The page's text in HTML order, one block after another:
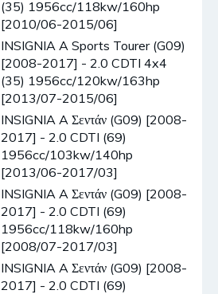
(35) 1956cc/118kw/160hp
[2010/06-2015/06]
INSIGNIA A Sports Tourer (G09)
[2008-2017] - 2.0 CDTI 4x4
(35) 1956cc/120kw/163hp
[2013/07-2015/06]
INSIGNIA A Σεντάν (G09) [2008-
2017] - 2.0 CDTI (69)
1956cc/103kw/140hp
[2013/06-2017/03]
INSIGNIA A Σεντάν (G09) [2008-
2017] - 2.0 CDTI (69)
1956cc/118kw/160hp
[2008/07-2017/03]
INSIGNIA A Σεντάν (G09) [2008-
2017] - 2.0 CDTI (69)